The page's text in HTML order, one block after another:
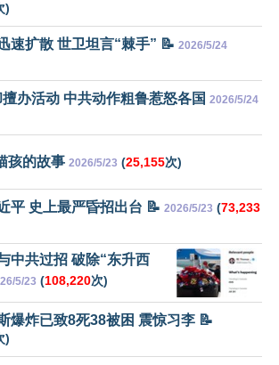
)
速扩散 世卫坦言“棘手” 📝 2026/5/24
办活动 中共动作粗鲁惹怒各国 2026/5/24
孩的故事 2026/5/23 (25,155次)
平 史上最严昏招出台 📝 2026/5/23 (73,233
中共过招 破除“东升西
5/23 (108,220次)
爆炸已致8死38被困 震惊习李 📝
)